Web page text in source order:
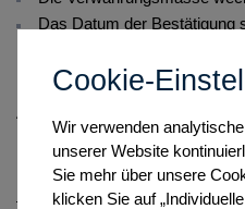
Cookie-
Wir verwenden
unserer Website
Sie mehr über unsere
klicken Sie auf
Das Datum der Bestätigung
Einen Korrekturvermerk
Abschnitt Vermerke oder im
Karteikarte Vermerke einsehen.